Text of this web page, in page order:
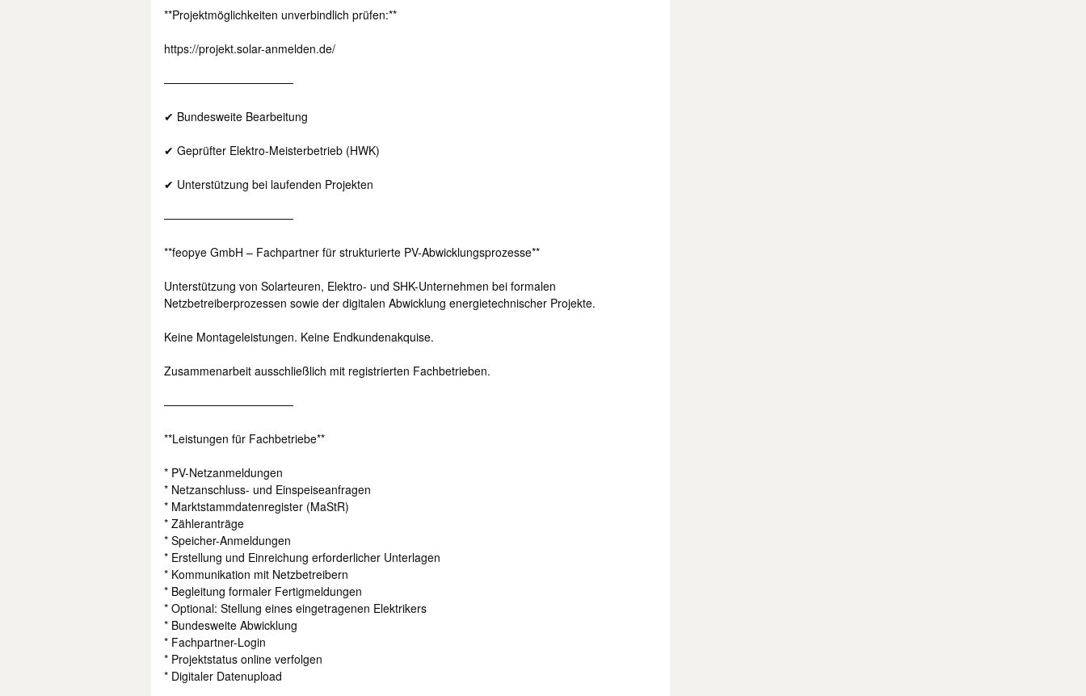
**Projektmöglichkeiten unverbindlich prüfen:**
https://projekt.solar-anmelden.de/
────────────────
✔ Bundesweite Bearbeitung
✔ Geprüfter Elektro-Meisterbetrieb (HWK)
✔ Unterstützung bei laufenden Projekten
────────────────
**feopye GmbH – Fachpartner für strukturierte PV-Abwicklungsprozesse**
Unterstützung von Solarteuren, Elektro- und SHK-Unternehmen bei formalen
Netzbetreiberprozessen sowie der digitalen Abwicklung energietechnischer Projekte.
Keine Montageleistungen. Keine Endkundenakquise.
Zusammenarbeit ausschließlich mit registrierten Fachbetrieben.
────────────────
**Leistungen für Fachbetriebe**
* PV-Netzanmeldungen
* Netzanschluss- und Einspeiseanfragen
* Marktstammdatenregister (MaStR)
* Zähleranträge
* Speicher-Anmeldungen
* Erstellung und Einreichung erforderlicher Unterlagen
* Kommunikation mit Netzbetreibern
* Begleitung formaler Fertigmeldungen
* Optional: Stellung eines eingetragenen Elektrikers
* Bundesweite Abwicklung
* Fachpartner-Login
* Projektstatus online verfolgen
* Digitaler Datenupload